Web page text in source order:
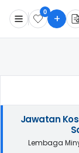
+
0
Jawatan
Lembaga